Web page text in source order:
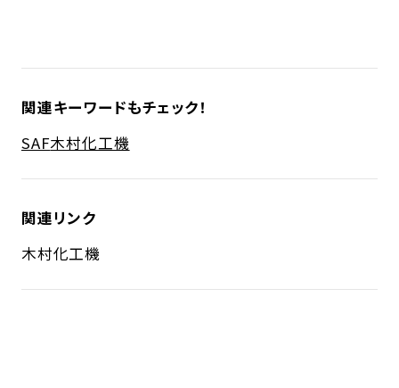
関連キーワードもチェック！
SAF木村化工機
関連リンク
木村化工機